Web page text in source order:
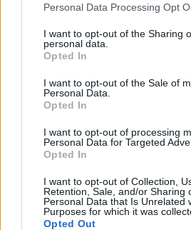
Personal Data Processing Opt
I want to opt-out of the Sharing
personal data.
Opted In
I want to opt-out of the Sale of
Personal Data.
Opted In
I want to opt-out of processing
Personal Data for Targeted
Opted In
I want to opt-out of Collection,
Retention, Sale, and/or Sharing
Personal Data that Is Unrelated
Purposes for which it was
Opted Out
Kaip būsto statybos ar
remontas perauga į
ginčą
Tyrimo metu nustatyta,